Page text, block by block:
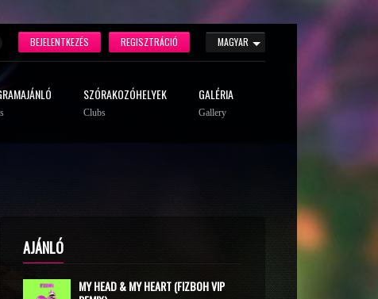
MAGYAR
REGISZTRÁCIÓ
BEJELENTKEZÉS
SZÓRAKOZÓHELYEK
Clubs
GALÉRIA
Gallery
AJÁNLÓ
MY HEAD & MY HEART (FIZBOH VIP